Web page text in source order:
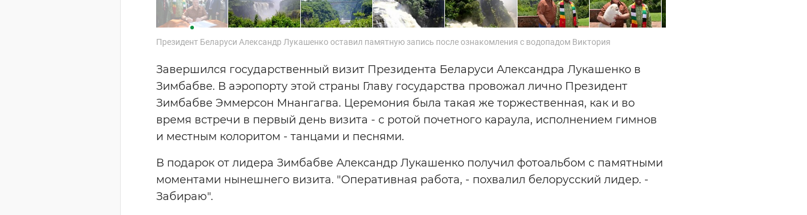
Президент Беларуси Александр Лукашенко оставил памятную запись после ознакомления с водопадом Виктория
Завершился государственный визит Президента Беларуси Александра Лукашенко в
Зимбабве. В аэропорту этой страны Главу государства провожал лично Президент
Зимбабве Эммерсон Мнангагва. Церемония была такая же торжественная, как и во
время встречи в первый день визита - с ротой почетного караула, исполнением гимнов
и местным колоритом - танцами и песнями.
В подарок от лидера Зимбабве Александр Лукашенко получил фотоальбом с памятными
моментами нынешнего визита. "Оперативная работа, - похвалил белорусский лидер. -
Забираю".